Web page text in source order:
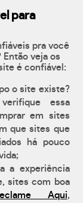
para
pra você
veja os
é confiável:
o site existe?
essa
em sites
que sites que
há pouco
a experiência
sites com boa
Aqui,